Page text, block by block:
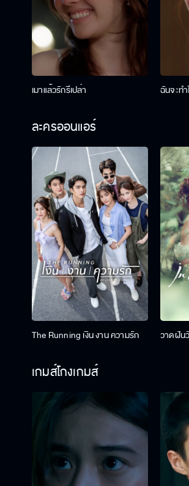
เมาแล้วรักรึเปล่า ฉันจะท
ละครออนแอร์
The Running เงิน งาน ความรัก วาดฝัน
เกมส์โกงเกมส์